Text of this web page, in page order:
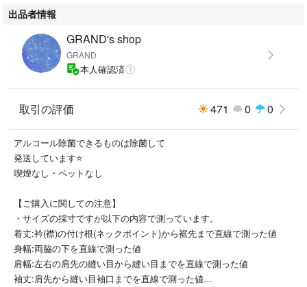
#INGNI イング
#Heather ヘザー
#Bershka ベルシュカ
#H&M エイチアンドエム
#nanouniverse ナノユニバース
#PLST プラステ
出品者情報
GRAND's shop
GRAND
本人確認済
取引の評価 471 0 0
アルコール除菌できるものは除菌して
発送しています⭐
喫煙なし・ペットなし
【ご購入に関しての注意】
・サイズの採寸ですが以下の内容で測っています。
着丈:衿(襟)の付け根(ネックポイント)から裾先まで直線で測った値
身幅:両脇の下を直線で測った値
肩幅:左右の肩先の縫い目から縫い目までを直線で測った値
袖丈:肩先から縫い目袖口までを直線で測った値